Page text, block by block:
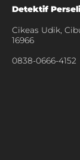
Detektif
Cikeas Udik,
16966
0838-0666-4152